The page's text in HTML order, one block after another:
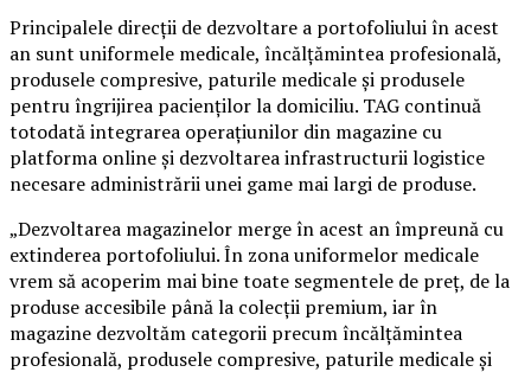
Principalele direcții de dezvoltare a portofoliului în acest
an sunt uniformele medicale, încălțămintea profesională,
produsele compresive, paturile medicale și produsele
pentru îngrijirea pacienților la domiciliu. TAG continuă
totodată integrarea operațiunilor din magazine cu
platforma online și dezvoltarea infrastructurii logistice
necesare administrării unei game mai largi de produse.
„Dezvoltarea magazinelor merge în acest an împreună cu
extinderea portofoliului. În zona uniformelor medicale
vrem să acoperim mai bine toate segmentele de preț, de la
produse accesibile până la colecții premium, iar în
magazine dezvoltăm categorii precum încălțămintea
profesională, produsele compresive, paturile medicale și